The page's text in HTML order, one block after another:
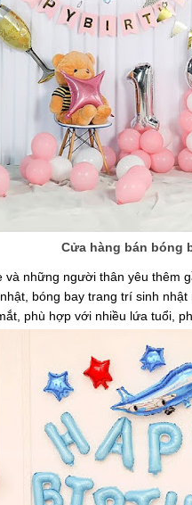
Cửa hàng bán bóng
những người thân yêu thêm
bóng bay trang trí sinh
phù hợp với nhiều lứa tuổi,